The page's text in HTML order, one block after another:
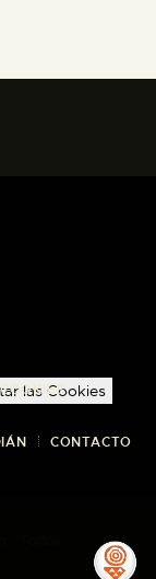
CONTACTO
Todos
las Cookies